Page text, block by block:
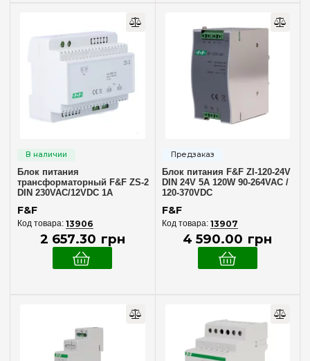
Блок питания
трансформаторный F&F ZS-2
DIN 230VAC/12VDC 1A
F&F
13906
2 657.30 грн
Блок питания F&F ZI-120-24V
DIN 24V 5A 120W 90-264VAC /
120-370VDC
F&F
13907
4 590.00 грн